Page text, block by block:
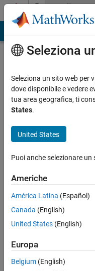
Vai al contenutoCommunity
Profile
Jason
seen:
circa 2
Following:
Messaggio
Seleziona
Seleziona un sito web per
dove disponibile e vedere
tua area geografica, ti
States.
United States
Puoi anche selezionare
Americhe
América Latina (Español)
Canada (English)
United States (English)
Europa
Belgium (English)